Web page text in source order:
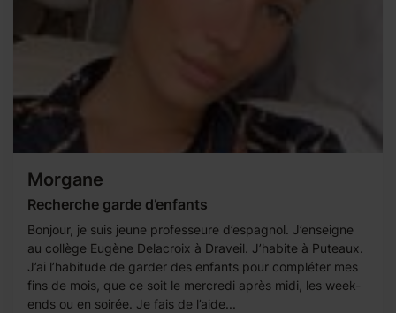
Morgane
Recherche garde d’enfants
Bonjour, je suis jeune professeure d’espagnol. J’enseigne
au collège Eugène Delacroix à Draveil. J’habite à Puteaux.
J’ai l’habitude de garder des enfants pour compléter mes
fins de mois, que ce soit le mercredi après midi, les week-
ends ou en soirée. Je fais de l’aide...